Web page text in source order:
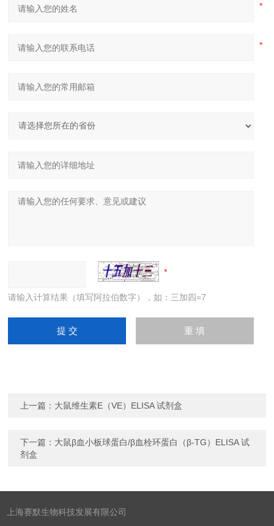
请输入计算结果（填写阿拉伯数字），如：三加四=7
上一篇： 大鼠维生素E（VE）ELISA 试剂盒
下一篇： 大鼠β血小板球蛋白/β血栓环蛋白（β-TG）ELISA 试
剂盒
上海赛默生物科技发展有限公司